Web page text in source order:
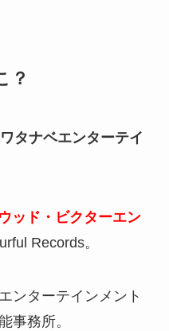
？
ワタナベエンターテイ
ッド・ビクターエン
Records。
ンターテインメント
事務所。